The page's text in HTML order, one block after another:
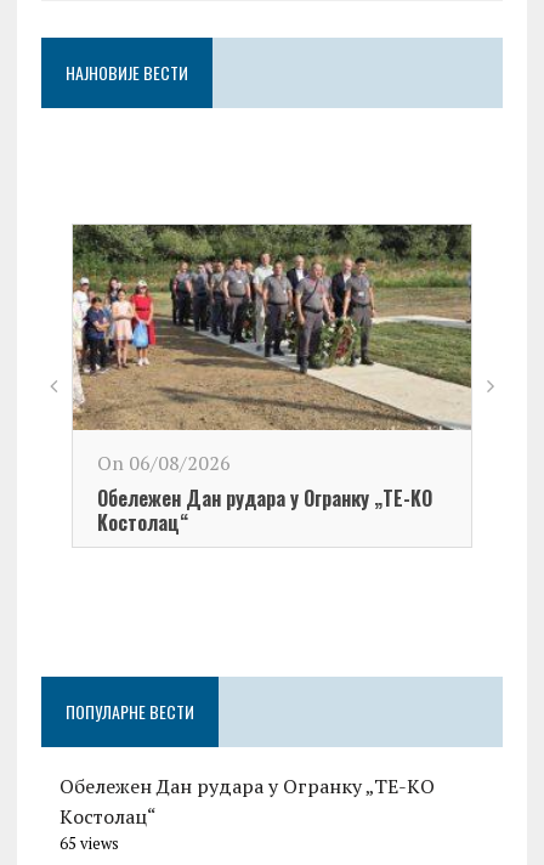
НАЈНОВИЈЕ ВЕСТИ
On 06/08/2026
Обележен Дан рудара у Огранку „ТЕ-KО
Kостолац“
ПОПУЛАРНЕ ВЕСТИ
Обележен Дан рудара у Огранку „ТЕ-KО
Kостолац“
65 views